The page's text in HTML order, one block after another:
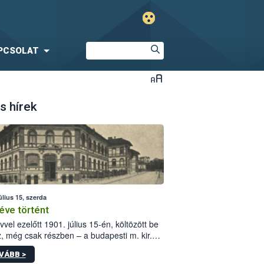
hírek
15, szerda
történt
ezelőtt 1901. július 15-én, költözött be
még csak részben – a budapesti m. kir.
állomás a Kis Rókus utca
alatti, Czigler Győző által tervezett új
>